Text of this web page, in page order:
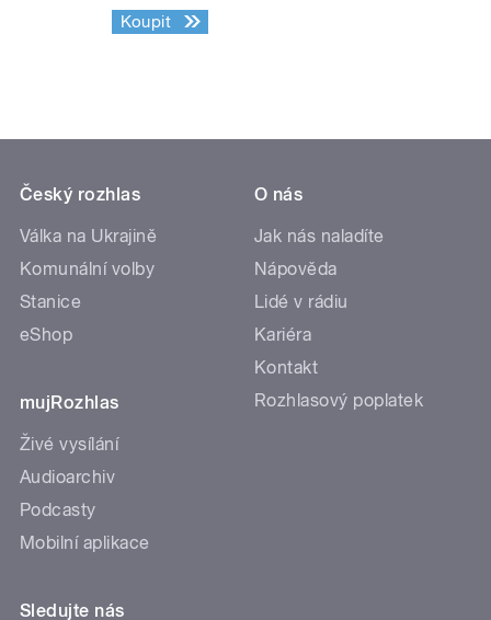
Koupit
Český rozhlas
Válka na Ukrajině
Komunální volby
Stanice
eShop
mujRozhlas
Živé vysílání
Audioarchiv
Podcasty
Mobilní aplikace
O nás
Jak nás naladíte
Nápověda
Lidé v rádiu
Kariéra
Kontakt
Rozhlasový poplatek
Sledujte nás